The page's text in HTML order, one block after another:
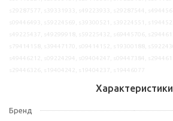
Характеристики
Бренд